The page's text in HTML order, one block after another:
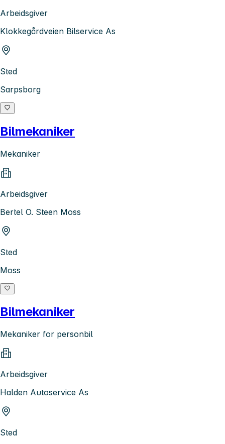
Arbeidsgiver
Klokkegårdveien Bilservice As
Sted
Sarpsborg
Bilmekaniker
Mekaniker
Arbeidsgiver
Bertel O. Steen Moss
Sted
Moss
Bilmekaniker
Mekaniker for personbil
Arbeidsgiver
Halden Autoservice As
Sted